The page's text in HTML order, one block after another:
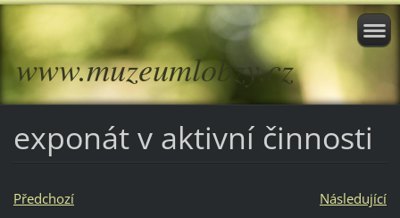
www.muzeumlobzy.cz
exponát v aktivní činnosti
Předchozí
Následující